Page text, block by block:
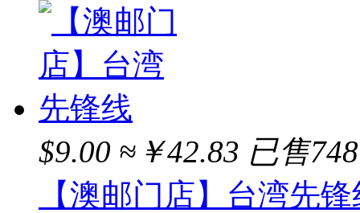
$9.00 ≈￥42.83 已售
【澳邮门店】台湾先